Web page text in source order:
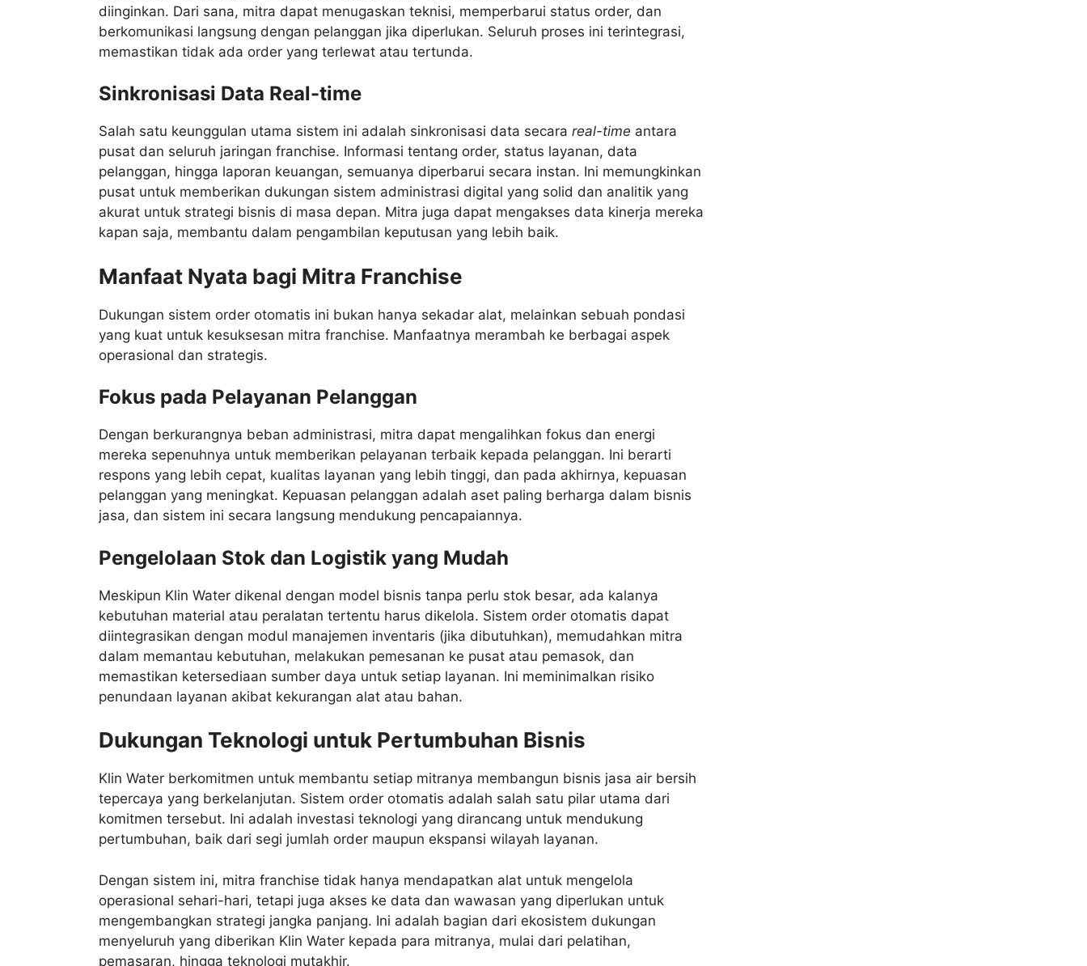
diinginkan. Dari sana, mitra dapat menugaskan teknisi, memperbarui status order, dan
berkomunikasi langsung dengan pelanggan jika diperlukan. Seluruh proses ini terintegrasi,
memastikan tidak ada order yang terlewat atau tertunda.
Sinkronisasi Data Real-time
Salah satu keunggulan utama sistem ini adalah sinkronisasi data secara real-time antara
pusat dan seluruh jaringan franchise. Informasi tentang order, status layanan, data
pelanggan, hingga laporan keuangan, semuanya diperbarui secara instan. Ini memungkinkan
pusat untuk memberikan dukungan sistem administrasi digital yang solid dan analitik yang
akurat untuk strategi bisnis di masa depan. Mitra juga dapat mengakses data kinerja mereka
kapan saja, membantu dalam pengambilan keputusan yang lebih baik.
Manfaat Nyata bagi Mitra Franchise
Dukungan sistem order otomatis ini bukan hanya sekadar alat, melainkan sebuah pondasi
yang kuat untuk kesuksesan mitra franchise. Manfaatnya merambah ke berbagai aspek
operasional dan strategis.
Fokus pada Pelayanan Pelanggan
Dengan berkurangnya beban administrasi, mitra dapat mengalihkan fokus dan energi
mereka sepenuhnya untuk memberikan pelayanan terbaik kepada pelanggan. Ini berarti
respons yang lebih cepat, kualitas layanan yang lebih tinggi, dan pada akhirnya, kepuasan
pelanggan yang meningkat. Kepuasan pelanggan adalah aset paling berharga dalam bisnis
jasa, dan sistem ini secara langsung mendukung pencapaiannya.
Pengelolaan Stok dan Logistik yang Mudah
Meskipun Klin Water dikenal dengan model bisnis tanpa perlu stok besar, ada kalanya
kebutuhan material atau peralatan tertentu harus dikelola. Sistem order otomatis dapat
diintegrasikan dengan modul manajemen inventaris (jika dibutuhkan), memudahkan mitra
dalam memantau kebutuhan, melakukan pemesanan ke pusat atau pemasok, dan
memastikan ketersediaan sumber daya untuk setiap layanan. Ini meminimalkan risiko
penundaan layanan akibat kekurangan alat atau bahan.
Dukungan Teknologi untuk Pertumbuhan Bisnis
Klin Water berkomitmen untuk membantu setiap mitranya membangun bisnis jasa air bersih
tepercaya yang berkelanjutan. Sistem order otomatis adalah salah satu pilar utama dari
komitmen tersebut. Ini adalah investasi teknologi yang dirancang untuk mendukung
pertumbuhan, baik dari segi jumlah order maupun ekspansi wilayah layanan.
Dengan sistem ini, mitra franchise tidak hanya mendapatkan alat untuk mengelola
operasional sehari-hari, tetapi juga akses ke data dan wawasan yang diperlukan untuk
mengembangkan strategi jangka panjang. Ini adalah bagian dari ekosistem dukungan
menyeluruh yang diberikan Klin Water kepada para mitranya, mulai dari pelatihan,
pemasaran, hingga teknologi mutakhir.